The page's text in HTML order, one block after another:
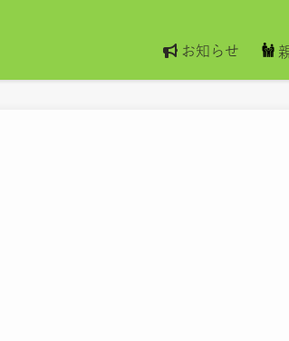
お知らせ